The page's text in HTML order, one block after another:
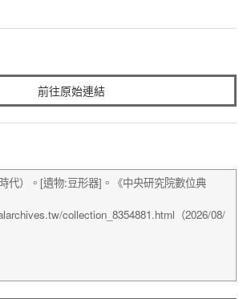
前往原始連結